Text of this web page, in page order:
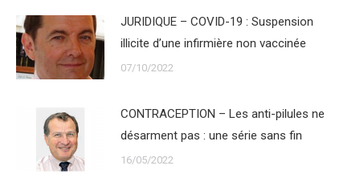
JURIDIQUE – COVID-19 : Suspension
illicite d’une infirmière non vaccinée
07/10/2022
CONTRACEPTION – Les anti-pilules ne
désarment pas : une série sans fin
16/05/2022